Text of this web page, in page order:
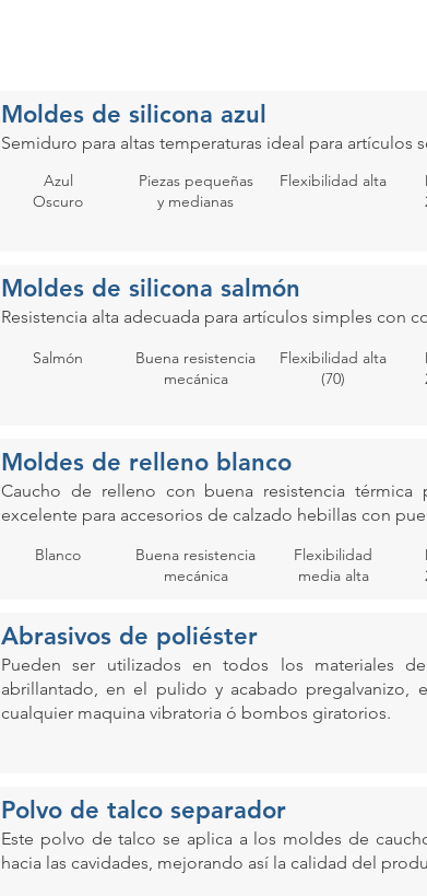
Moldes de silicona azul
Semiduro para altas temperaturas ideal para artículos
Moldes de silicona salmón
Resistencia alta adecuada para artículos simples con
Moldes de relleno blanco
Caucho de relleno con buena resistencia
excelente para accesorios de calzado hebillas con
Abrasivos de poliéster
Pueden ser utilizados en todos los materiales
abrillantado, en el pulido y acabado pregalvanizo,
cualquier maquina vibratoria ó bombos giratorios.
Polvo de talco separador
Este polvo de talco se aplica a los moldes de
hacia las cavidades, mejorando así la calidad del
Azul
Oscuro
Piezas pequeñas
y medianas
Flexibilidad alta
Salmón
Buena resistencia
mecánica
Flexibilidad alta
(70)
Blanco
Buena resistencia
mecánica
Flexibilidad
media alta